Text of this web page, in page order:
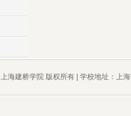
上海建桥学院 版权所有 | 学校地址：